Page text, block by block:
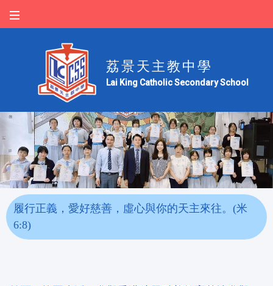
荔景天主教中學
Lai King Catholic Secondary School
履行正義，愛好慈善，虛心與你的天主來往。(米
6:8)